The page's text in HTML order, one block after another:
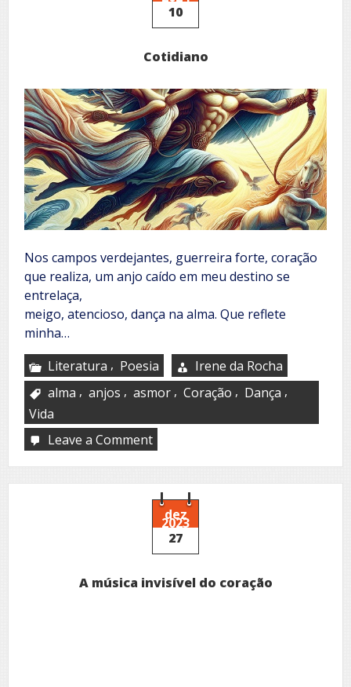
10
Cotidiano
Nos campos verdejantes, guerreira forte, coração
que realiza, um anjo caído em meu destino se
entrelaça,
meigo, atencioso, dança na alma. Que reflete
minha…
Literatura , Poesia
Irene da Rocha
alma , anjos , asmor , Coração , Dança ,
Vida
Leave a Commenton
dez
2023
27
A música invisível do coração